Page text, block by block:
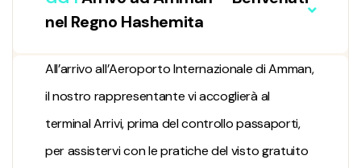
nel Regno Hashemita
All’arrivo all’Aeroporto Internazionale di Amman,
il nostro rappresentante vi accoglierà al
terminal Arrivi, prima del controllo passaporti,
per assistervi con le pratiche del visto gratuito